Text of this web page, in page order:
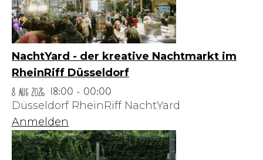
NachtYard - der kreative Nachtmarkt im
RheinRiff Düsseldorf
8 Aug 2026
18:00 - 00:00
Düsseldorf RheinRiff NachtYard
Anmelden